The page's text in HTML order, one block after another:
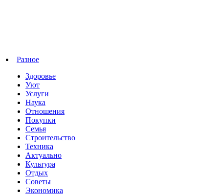
Разное
Здоровье
Уют
Услуги
Наука
Отношения
Покупки
Семья
Строительство
Техника
Актуально
Культура
Отдых
Советы
Экономика